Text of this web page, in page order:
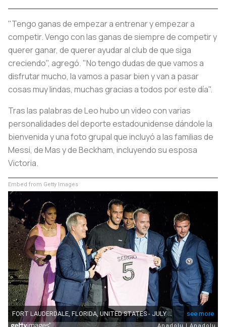
"Tengo ganas de empezar a entrenar y empezar a
competir. Vengo con las ganas de siempre de competir y
querer ganar, de querer ayudar al club de que siga
creciendo", agregó. "No tengo dudas de que vamos a
disfrutar mucho, la vamos a pasar bien y van a pasar
cosas muy lindas, muchas gracias a todos por este día".
Tras las palabras de Leo hubo un video con varias
personalidades del deporte estadounidense dándole la
bienvenida y una foto grupal que incluyó a las familias de
Messi, de Mas y de Beckham, incluyendo su esposa
Victoria.
Embed from Getty Images